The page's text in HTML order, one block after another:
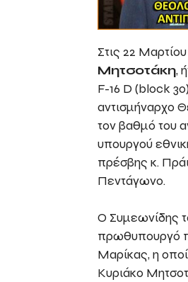
Στις 22
Μητσοτάκη,
F-16 D (block
αντισμήναρχο
τον βαθμό του
υπουργού
πρέσβης κ.
Πεντάγωνο.
Ο Συμεωνίδης
πρωθυπουργό
Μαρίκας, η
Κυριάκο